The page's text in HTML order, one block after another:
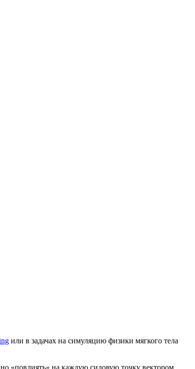
или в задачах на симуляцию физики мягкого тела
«повлиять» на каждую силовую точку вектором